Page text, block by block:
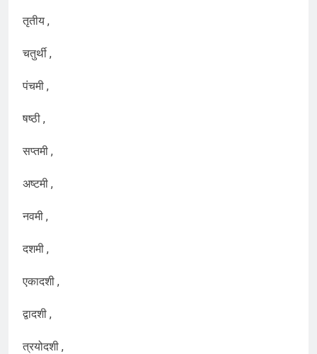
तृतीय ,
चतुर्थी ,
पंचमी ,
षष्ठी ,
सप्तमी ,
अष्टमी ,
नवमी ,
दशमी ,
एकादशी ,
द्वादशी ,
त्रयोदशी ,